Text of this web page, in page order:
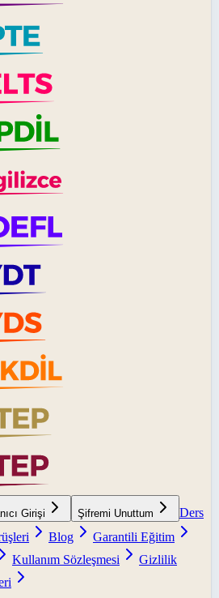
Girişi Şifremi Unuttum
Ders
Blog
Garantili Eğitim
Kullanım Sözleşmesi
Gizlilik